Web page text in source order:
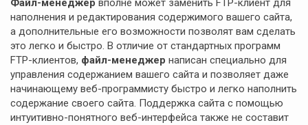
Файл-менеджер вполне может заменить FTP-клиент для
наполнения и редактирования содержимого вашего сайта,
а дополнительные его возможности позволят вам сделать
это легко и быстро. В отличие от стандартных программ
FTP-клиентов, файл-менеджер написан специально для
управления содержанием вашего сайта и позволяет даже
начинающему веб-программисту быстро и легко наполнить
содержание своего сайта. Поддержка сайта с помощью
интуитивно-понятного веб-интерфейса также не составит